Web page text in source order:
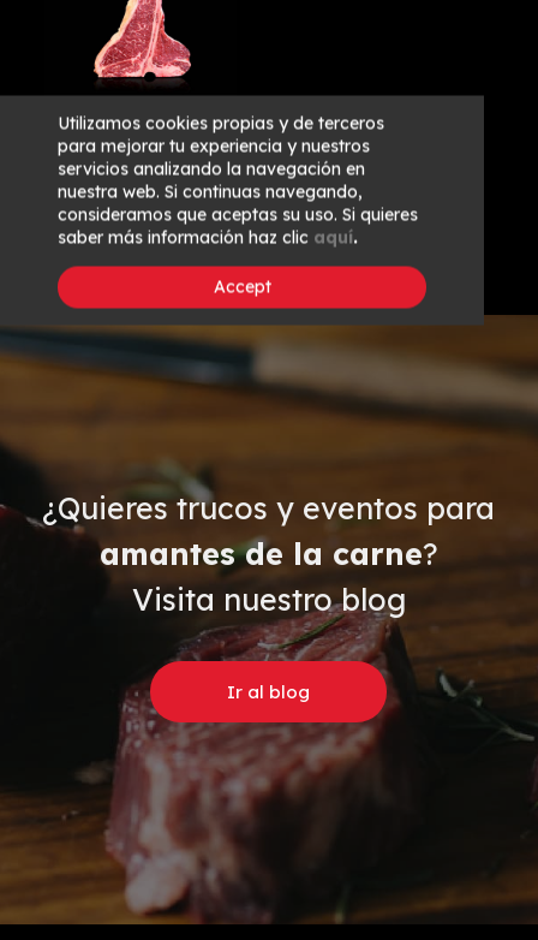
T-bone - 4 units.
€104.00
¿Quieres trucos y eventos para
amantes de la carne?
Visita nuestro blog
Ir al blog
Utilizamos cookies propias y de terceros
para mejorar tu experiencia y nuestros
servicios analizando la navegación en
nuestra web. Si continuas navegando,
consideramos que aceptas su uso. Si quieres
saber más información haz clic aquí.
Accept